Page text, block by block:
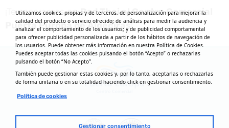
¡Te esperamos enPad Thai al Centro Comercial
Puerta Europa de Algeciras!
Utilizamos cookies, propias y de terceros, de personalización para mejorar la
calidad del producto o servicio ofrecido; de análisis para medir la audiencia y
analizar el comportamiento de los usuarios; y de publicidad comportamental
para ofrecer publicidad personalizada a partir de los hábitos de navegación de
los usuarios. Puede obtener más información en nuestra Política de Cookies.
Puedes aceptar todas las cookies pulsando el botón “Acepto” o rechazarlas
pulsando el botón “No Acepto”.
También puede gestionar estas cookies y, por lo tanto, aceptarlas o rechazarlas
de forma unitaria o en su totalidad haciendo click en gestionar consentimiento.
Política de cookies
Gestionar consentimiento